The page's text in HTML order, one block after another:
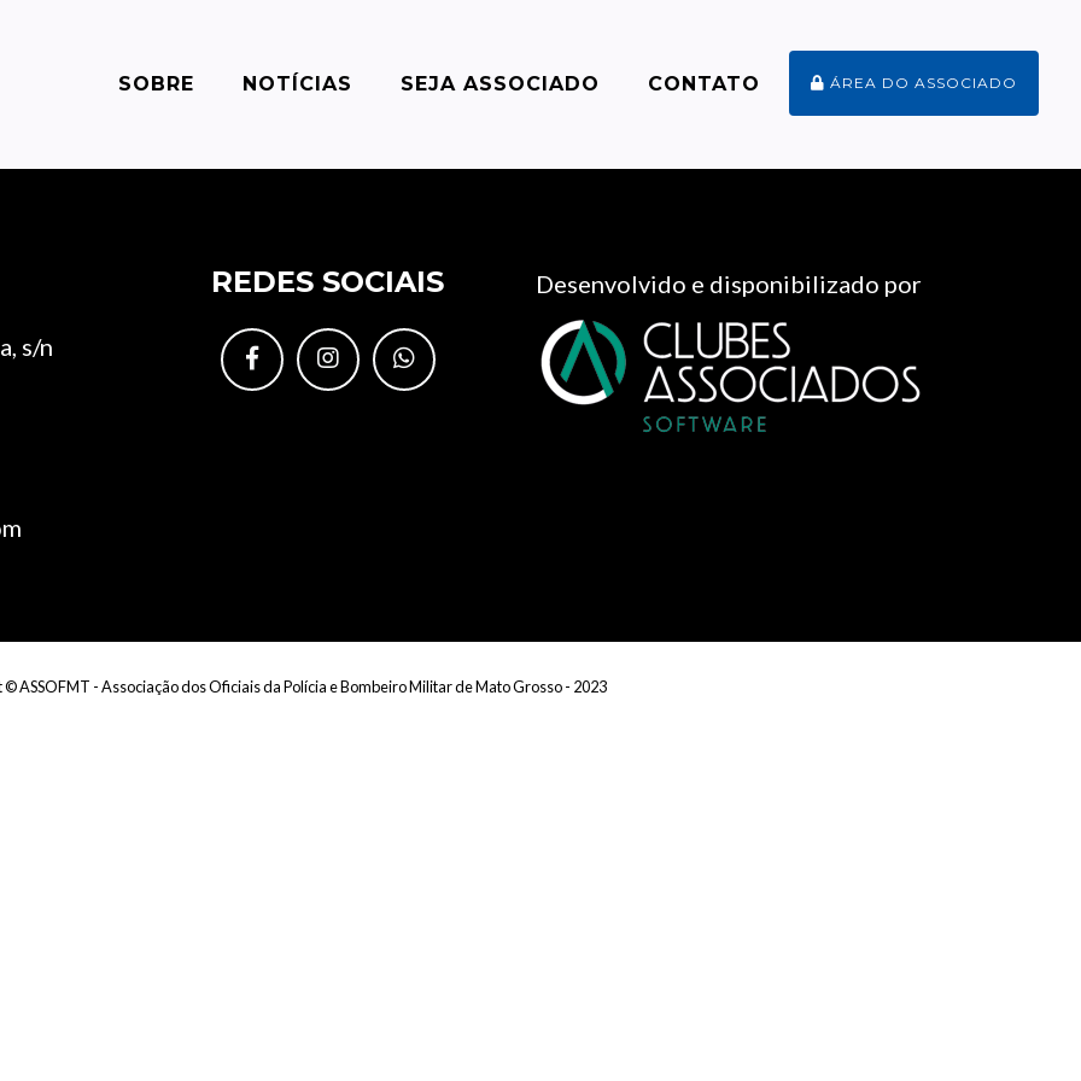
SOBRE NOTÍCIAS SEJA ASSOCIADO CONTATO ÁREA DO ASSOCIADO
s/n
REDES SOCIAIS Desenvolvido e disponibilizado por
ASSOFMT - Associação dos Oficiais da Polícia e Bombeiro Militar de Mato Grosso - 2023